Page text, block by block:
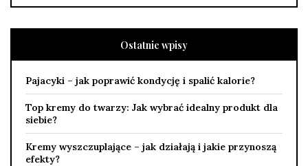
Ostatnie wpisy
Pajacyki – jak poprawić kondycję i spalić kalorie?
Top kremy do twarzy: Jak wybrać idealny produkt dla
siebie?
Kremy wyszczuplające – jak działają i jakie przynoszą
efekty?